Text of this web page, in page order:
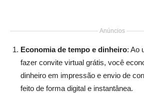
Anúncios
Economia de tempo e dinheiro: Ao
fazer convite virtual grátis, você
dinheiro em impressão e envio de
feito de forma digital e instantânea.